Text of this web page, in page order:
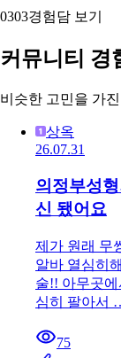
0303경험담 보기
커뮤니티
비슷한 고민을 가
상옥
26.07.31
의정부성
신 됐어요
제가 원래 무
알바 열심히
술!! 아무곳
심히 팔아서
75